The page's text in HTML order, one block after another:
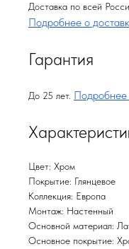
Доставка по всей
Подробнее о
Гарантия
До 25 лет. Подробнее
Цвет: Хром
Покрытие: Глянцевое
Коллекция: Европа
Монтаж: Настенный
Основной материал:
Основное покрытие: